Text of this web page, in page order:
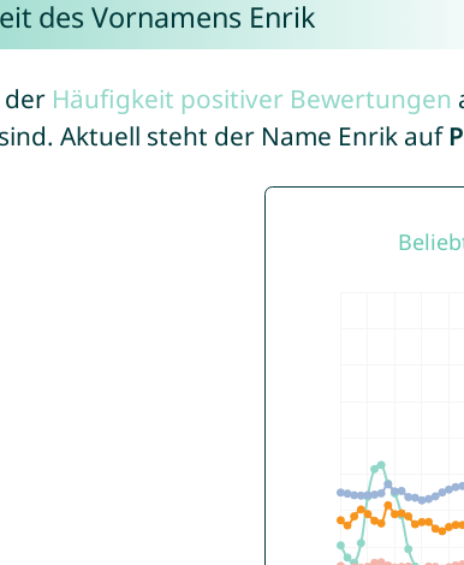
des Vornamens Enrik
der Häufigkeit positiver Bewertungen
Aktuell steht der Name Enrik auf